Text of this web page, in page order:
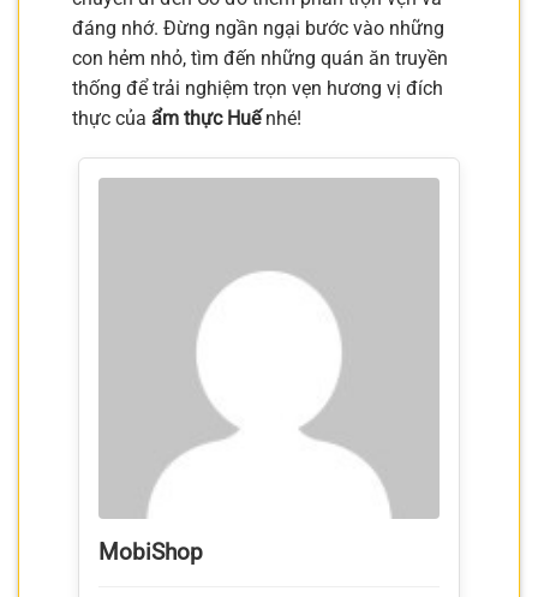
đáng nhớ. Đừng ngần ngại bước vào những
con hẻm nhỏ, tìm đến những quán ăn truyền
thống để trải nghiệm trọn vẹn hương vị đích
thực của ẩm thực Huếnhé!
MobiShop